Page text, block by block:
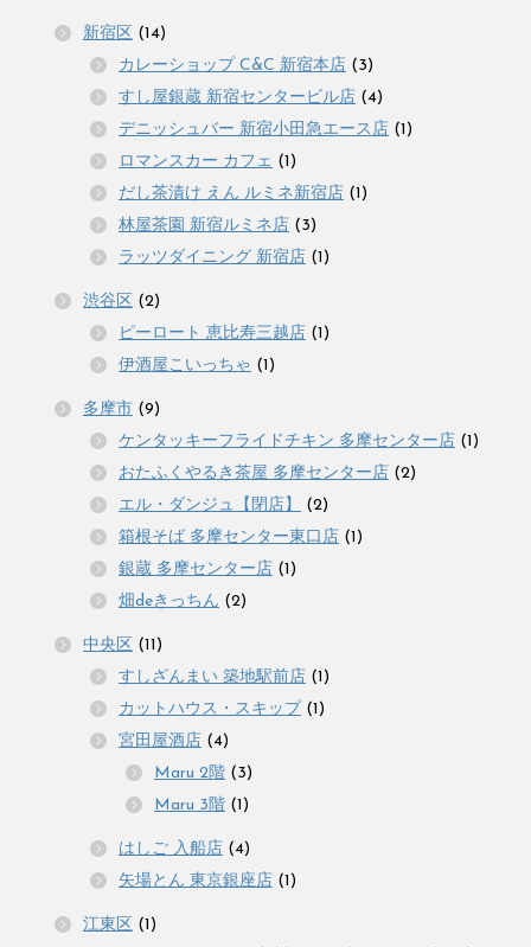
新宿区 (14)
カレーショップ C&C 新宿本店 (3)
すし屋銀蔵 新宿センタービル店 (4)
デニッシュバー 新宿小田急エース店 (1)
ロマンスカー カフェ (1)
だし茶漬け えん ルミネ新宿店 (1)
林屋茶園 新宿ルミネ店 (3)
ラッツダイニング 新宿店 (1)
渋谷区 (2)
ピーロート 恵比寿三越店 (1)
伊酒屋こいっちゃ (1)
多摩市 (9)
ケンタッキーフライドチキン 多摩センター店 (1)
おたふくやるき茶屋 多摩センター店 (2)
エル・ダンジュ【閉店】
(2)
箱根そば 多摩センター東口店 (1)
銀蔵 多摩センター店 (1)
畑deきっちん (2)
中央区 (11)
すしざんまい 築地駅前店 (1)
カットハウス・スキップ (1)
宮田屋酒店 (4)
Maru 2階 (3)
Maru 3階 (1)
はしご 入船店 (4)
矢場とん 東京銀座店 (1)
江東区 (1)